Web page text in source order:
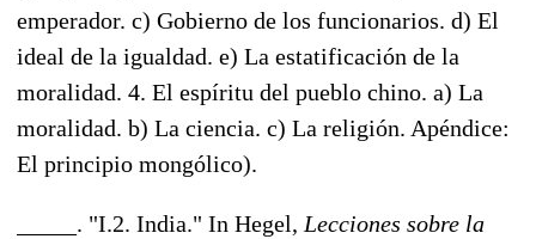
emperador. c) Gobierno de los funcionarios. d) El
ideal de la igualdad. e) La estatificación de la
moralidad. 4. El espíritu del pueblo chino. a) La
moralidad. b) La ciencia. c) La religión. Apéndice:
El principio mongólico).
_____. "I.2. India." In Hegel, Lecciones sobre la